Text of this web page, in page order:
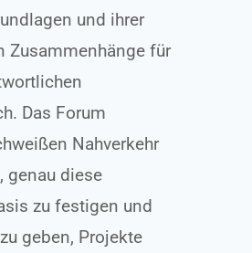
und ihrer
Zusammenhänge für
Das Forum
Nahverkehr
genau diese
zu festigen und
geben, Projekte